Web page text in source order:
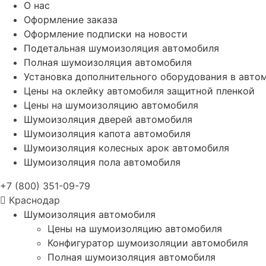
О нас
Оформление заказа
Оформление подписки на новости
Подетальная шумоизоляция автомобиля
Полная шумоизоляция автомобиля
Установка дополнительного оборудования в
Цены на оклейку автомобиля защитной пленкой
Цены на шумоизоляцию автомобиля
Шумоизоляция дверей автомобиля
Шумоизоляция капота автомобиля
Шумоизоляция колесных арок автомобиля
Шумоизоляция пола автомобиля
+7 (800) 351-09-79
Краснодар
Шумоизоляция автомобиля
Цены на шумоизоляцию автомобиля
Конфигуратор шумоизоляции автомобиля
Полная шумоизоляция автомобиля